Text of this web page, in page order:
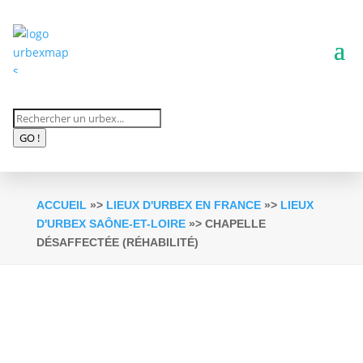
Recherche
deGO !
ACCUEIL »> LIEUX D'URBEX EN FRANCE»> LIEUX
D'URBEX SAÔNE-ET-LOIRE»> CHAPELLE
DÉSAFFECTÉE (RÉHABILITÉ)